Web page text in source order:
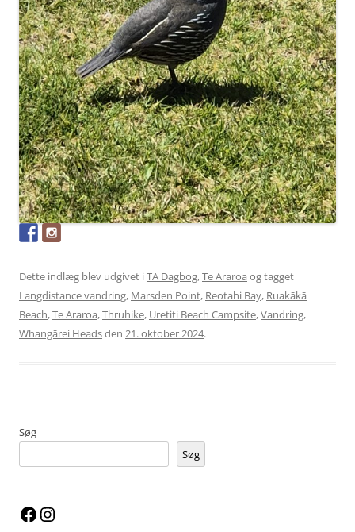
Dette indlæg blev udgivet iTA Dagbog,Te Araroa og tagget
Langdistance vandring, Marsden Point, Reotahi Bay, Ruakākā
Beach,Te Araroa,Thruhike, Uretiti Beach Campsite,Vandring,
Whangārei Headsden 21. oktober 2024.
Søg
Søg
Facebook